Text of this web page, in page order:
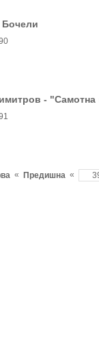
Бочели
- "Самотна
« Предишна «